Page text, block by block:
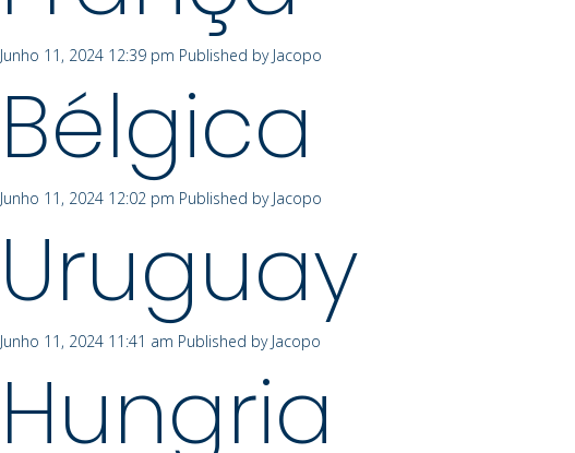
Junho 11, 2024 12:39 pm Published by Jacopo
Bélgica
Junho 11, 2024 12:02 pm Published by Jacopo
Uruguay
Junho 11, 2024 11:41 am Published by Jacopo
Hungria